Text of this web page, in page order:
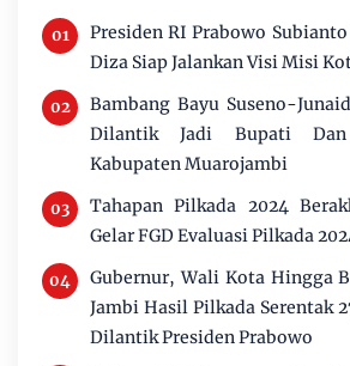
Presiden RI Prabowo
Diza Siap Jalankan Visi Misi
Bambang Bayu Suseno-
Dilantik Jadi Bupati
Kabupaten Muarojambi
Tahapan Pilkada 2024
Gelar FGD Evaluasi Pilkada
Gubernur, Wali Kota Hingga
Jambi Hasil Pilkada Serentak
Dilantik Presiden Prabowo